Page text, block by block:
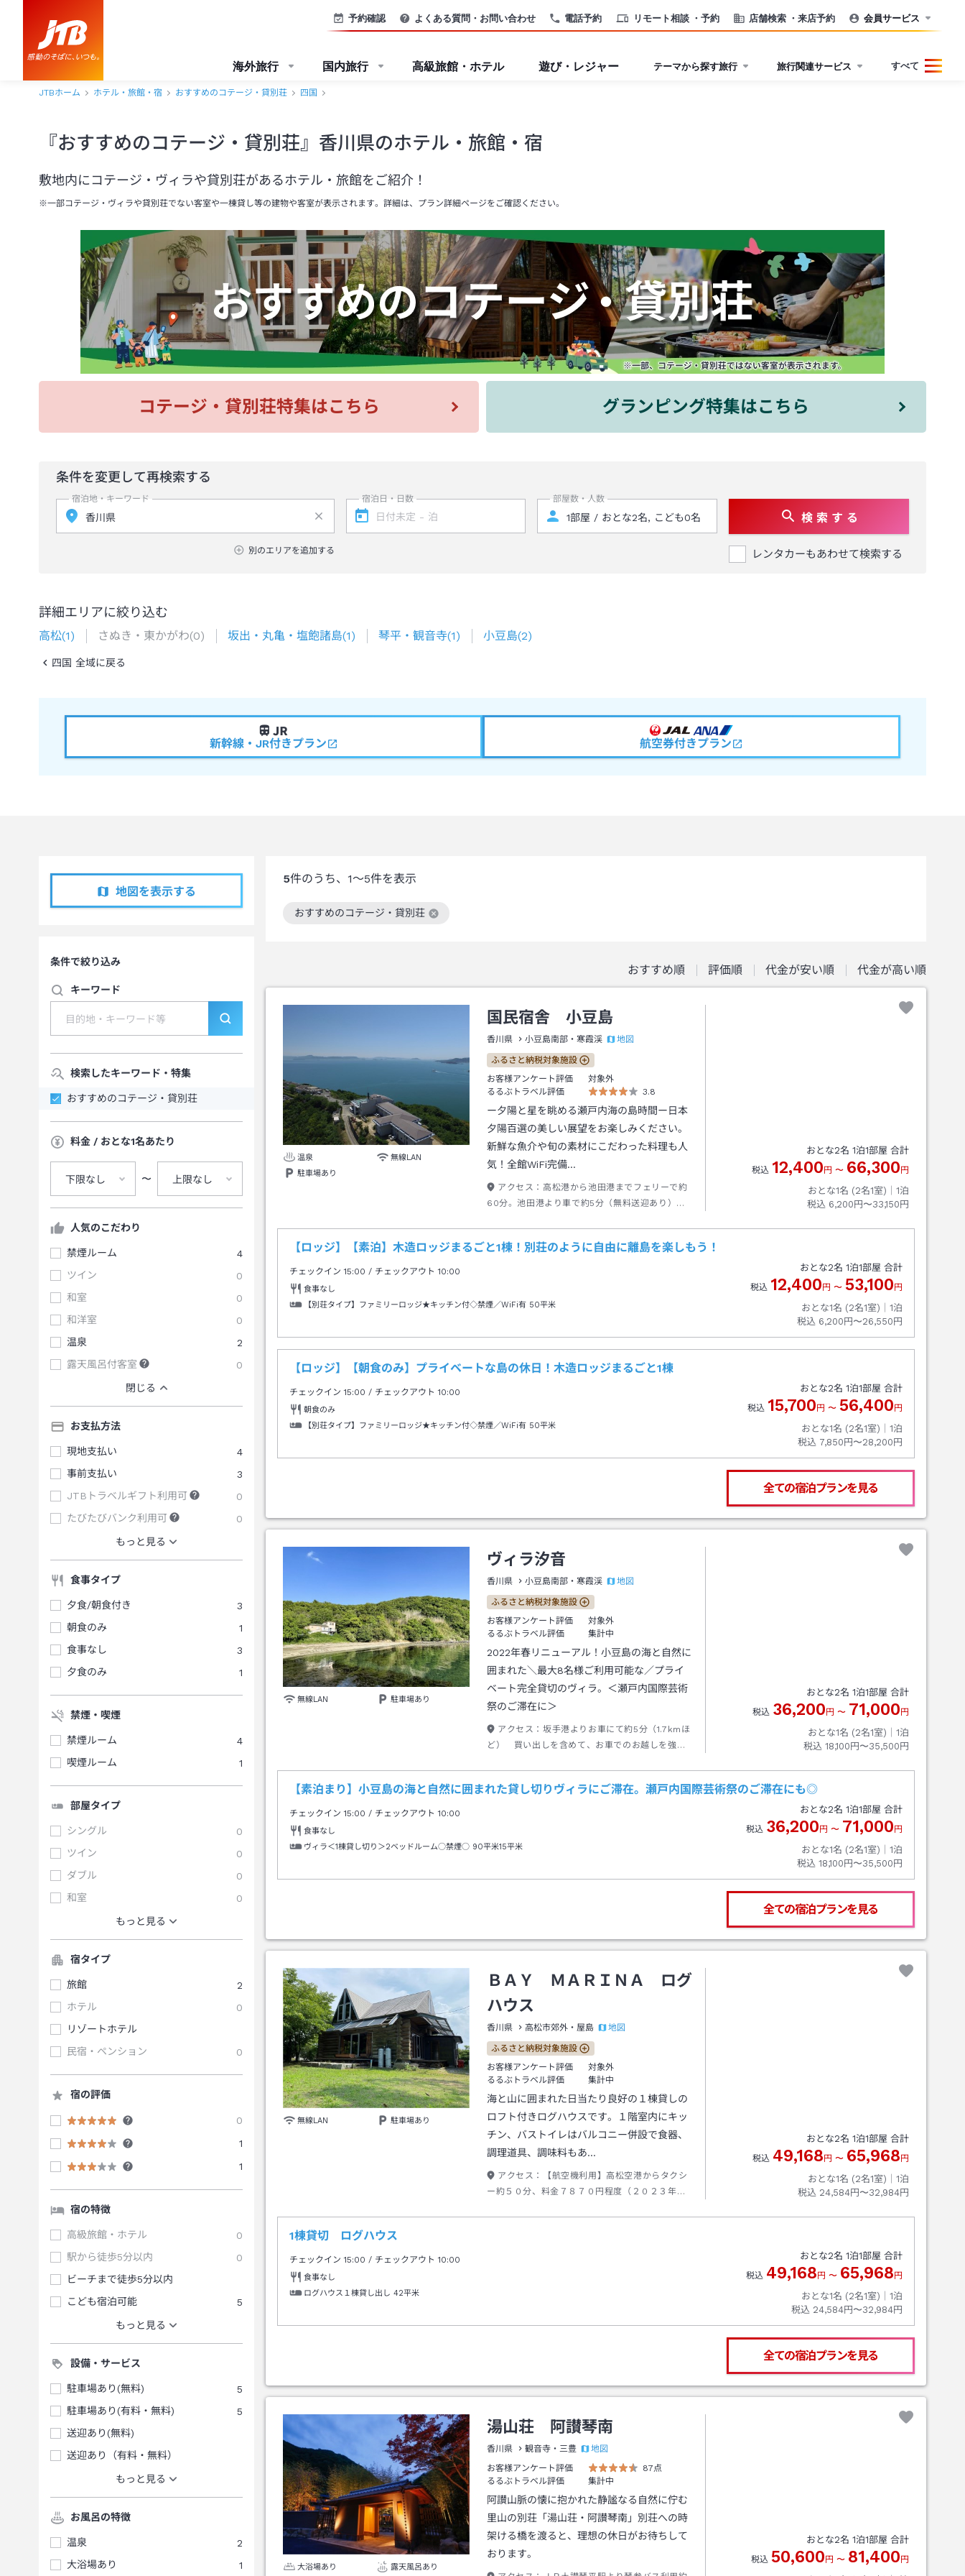
電話予約 リモート相談 ・予約 店舗検索 ・来店予約
予約確認 よくある質問・お問い合わせ 会員サービス
海外旅行 国内旅行 高級旅館・ホテル 遊び・レジャー テーマから探す旅行 旅行関連サービス すべて
JTBホーム ホテル・旅館・宿 おすすめのコテージ・貸別荘 四国
『おすすめのコテージ・貸別荘』香川県のホテル・旅館・宿
敷地内にコテージ・ヴィラや貸別荘があるホテル・旅館をご紹介！
※一部コテージ・ヴィラや貸別荘でない客室や一棟貸し等の建物や客室が表示されます。詳細は、プラン詳細ページをご確認ください。
コテージ・貸別荘特集はこちら グランピング特集はこちら
条件を変更して再検索する
宿泊地・キーワード
別のエリアを追加する
宿泊日・日数 部屋数・人数
検 索 す る
レンタカーもあわせて検索する
詳細エリアに絞り込む
高松(1) さぬき・東かがわ(0) 坂出・丸亀・塩飽諸島(1) 琴平・観音寺(1) 小豆島(2)
四国 全域に戻る
新幹線・JR付きプラン 航空券付きプラン
地図を表示する
条件で絞り込み
キーワード
検索したキーワード・特集
おすすめのコテージ・貸別荘
料金 / おとな1名あたり
下限なし 〜 上限なし
人気のこだわり
禁煙ルーム
4
ツイン
0
和室
0
和洋室
0
温泉
2
露天風呂付客室
0
閉じる
お支払方法
現地支払い
4
事前支払い
3
JTBトラベルギフト利用可
0
たびたびバンク利用可
0
もっと見る
食事タイプ
夕食/朝食付き
3
朝食のみ
1
食事なし
3
夕食のみ
1
禁煙・喫煙
禁煙ルーム
4
喫煙ルーム
1
部屋タイプ
シングル
0
ツイン
0
ダブル
0
和室
0
もっと見る
宿タイプ
旅館
2
ホテル
0
リゾートホテル
民宿・ペンション
0
宿の評価
0
1
1
宿の特徴
高級旅館・ホテル
0
駅から徒歩5分以内
0
ビーチまで徒歩5分以内
こども宿泊可能
5
もっと見る
設備・サービス
駐車場あり(無料)
5
駐車場あり(有料・無料)
5
送迎あり(無料)
送迎あり（有料・無料）
もっと見る
お風呂の特徴
温泉
2
大浴場あり
1
5件のうち、 1～5件を表示
おすすめのコテージ・貸別荘
この絞り込み条件を解除
おすすめ順 評価順 代金が安い順 代金が高い順
温泉
無線LAN
駐車場あり
国民宿舎 小豆島
香川県 小豆島南部・寒霞渓 地図
ふるさと納税対象施設
お客様アンケート評価
対象外
るるぶトラベル評価
3.8
ー夕陽と星を眺める瀬戸内海の島時間ー日本
夕陽百選の美しい展望をお楽しみください。
新鮮な魚介や旬の素材にこだわった料理も人
気！全館WiFi完備…
アクセス： 高松港から池田港までフェリーで約
60分。池田港より車で約5分（無料送迎あり）※
荷物お預かりのための送迎はお受けしておりませ
おとな2名 1泊1部屋 合計
税込 12,400 円 〜 66,300 円
おとな1名 (2名1室)｜ 1泊
税込 6,200円〜33,150円
【ロッジ】【素泊】木造ロッジまるごと1棟！別荘のように自由に離島を楽しもう！
チェックイン15:00 / チェックアウト 10:00
食事なし
【別荘タイプ】ファミリーロッジ★キッチン付◇禁煙／WiFi有 50平米
おとな2名 1泊1部屋 合計
税込 12,400 円 〜 53,100 円
おとな1名 (2名1室)｜ 1泊
税込 6,200円〜26,550円
【ロッジ】【朝食のみ】プライベートな島の休日！木造ロッジまるごと1棟
チェックイン15:00 / チェックアウト 10:00
朝食のみ
【別荘タイプ】ファミリーロッジ★キッチン付◇禁煙／WiFi有 50平米
おとな2名 1泊1部屋 合計
税込 15,700 円 〜 56,400 円
おとな1名 (2名1室)｜ 1泊
税込 7,850円〜28,200円
全ての宿泊プランを見る
無線LAN 駐車場あり
ヴィラ汐音
香川県 小豆島南部・寒霞渓 地図
ふるさと納税対象施設
お客様アンケート評価
対象外
るるぶトラベル評価
集計中
2022年春リニューアル！小豆島の海と自然に
囲まれた＼最大8名様ご利用可能な／プライ
ベート完全貸切のヴィラ。＜瀬戸内国際芸術
祭のご滞在に＞
アクセス： 坂手港よりお車にて約5分（1.7kmほ
ど） 買い出しを含めて、お車でのお越しを強く
おとな2名 1泊1部屋 合計
税込 36,200 円 〜 71,000 円
おとな1名 (2名1室)｜ 1泊
税込 18,100円〜35,500円
【素泊まり】小豆島の海と自然に囲まれた貸し切りヴィラにご滞在。瀬戸内国際芸術祭のご滞在にも◎
チェックイン15:00 / チェックアウト 10:00
食事なし
ヴィラ＜1棟貸し切り＞2ベッドルーム○禁煙○ 90平米15平米
おとな2名 1泊1部屋 合計
税込 36,200 円 〜 71,000 円
おとな1名 (2名1室)｜ 1泊
税込 18,100円〜35,500円
全ての宿泊プランを見る
無線LAN 駐車場あり
ＢＡＹ ＭＡＲＩＮＡ ログ
ハウス
香川県 高松市郊外・屋島 地図
ふるさと納税対象施設
お客様アンケート評価
対象外
るるぶトラベル評価
集計中
海と山に囲まれた日当たり良好の１棟貸しの
ロフト付きログハウスです。１階室内にキッ
チン、バストイレはバルコニー併設で食器、
調理道具、調味料もあ…
アクセス：
【航空機利用】高松空港からタクシ
ー約５０分、料金７８７０円程度（２０２３年１
おとな2名 1泊1部屋 合計
税込 49,168 円 〜 65,968 円
おとな1名 (2名1室)｜ 1泊
税込 24,584円〜32,984円
1棟貸切 ログハウス
チェックイン15:00 / チェックアウト 10:00
食事なし
ログハウス１棟貸し出し 42平米
おとな2名 1泊1部屋 合計
税込 49,168 円 〜 65,968 円
おとな1名 (2名1室)｜ 1泊
税込 24,584円〜32,984円
全ての宿泊プランを見る
大浴場あり 露天風呂あり
湯山荘 阿讃琴南
香川県 観音寺・三豊
地図
お客様アンケート評価
87点
るるぶトラベル評価
集計中
阿讃山脈の懐に抱かれた静謐なる自然に佇む
里山の別荘「湯山荘・阿讃琴南」別荘への時
架ける橋を渡ると、理想の休日がお待ちして
おります。
おとな2名 1泊1部屋 合計
税込 50,600 円 〜 81,400 円